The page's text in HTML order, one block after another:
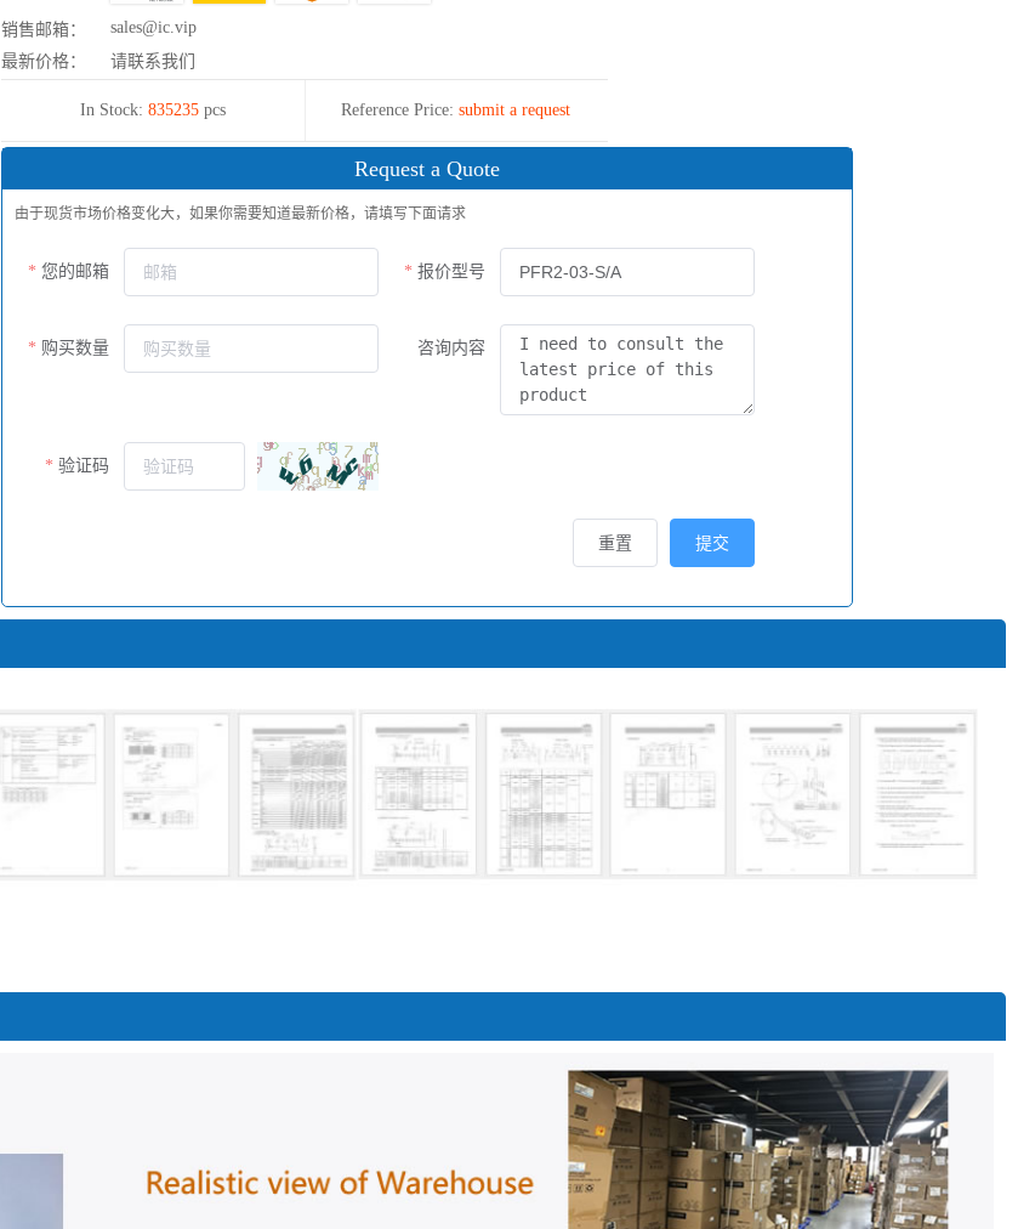
销售邮箱：
sales@ic.vip
最新价格：
请联系我们
In Stock: 835235 pcs Reference Price: submit a request
Request a Quote
由于现货市场价格变化大，如果你需要知道最新价格，请填写下面请求
您的邮箱 报价型号
购买数量 咨询内容
验证码
提交
重置